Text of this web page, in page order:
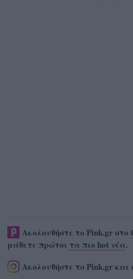
Ακολουθήστε το Pink.gr στο
μάθετε πρώτοι τα πιο hot νέα.
Ακολουθήστε το Pink.gr και